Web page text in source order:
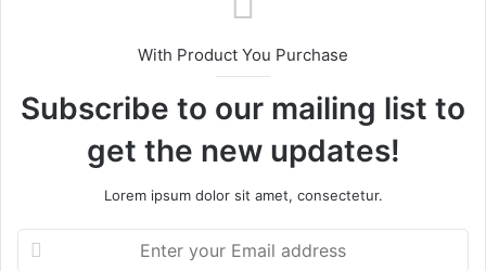
With Product You Purchase
Subscribe to our mailing list to
get the new updates!
Lorem ipsum dolor sit amet, consectetur.